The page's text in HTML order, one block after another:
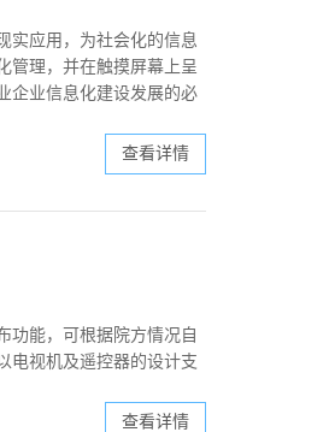
实应用，为社会化的信息
管理，并在触摸屏幕上呈
企业信息化建设发展的必
查看详情
功能，可根据院方情况自
电视机及遥控器的设计支
查看详情